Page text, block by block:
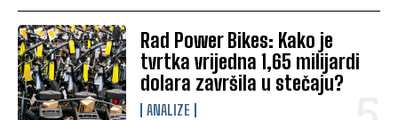
Rad Power Bikes: Kako je
tvrtka vrijedna 1,65 milijardi
dolara završila u stečaju?
ANALIZE